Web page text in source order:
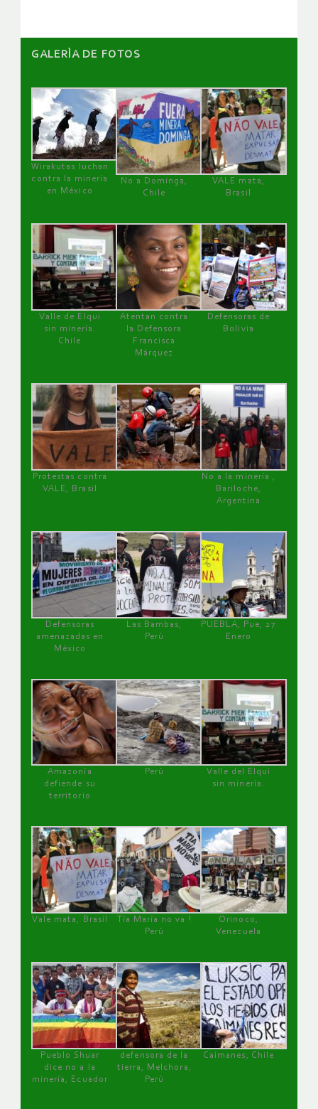
GALERÌA DE FOTOS
Wirakutas luchan
contra la minería
en México
No a Dominga,
Chile
VALE mata,
Brasil
Valle de Elqui
sin minería.
Chile
Atentan contra
la Defensora
Francisca
Márquez
Defensoras de
Bolivia
Protestas contra
VALE, Brasil
No a la minería ,
Bariloche,
Argentina
Defensoras
amenazadas en
México
Las Bambas,
Perú
PUEBLA, Pue, 27
Enero
Amazonía
defiende su
territorio
Perú
Valle del Elqui
sin minería.
Vale mata, Brasil
Tía María no va !
Perú
Orinoco,
Venezuela
Pueblo Shuar
dice no a la
minería, Ecuador
defensora de la
tierra, Melchora,
Perú
Caimanes, Chile